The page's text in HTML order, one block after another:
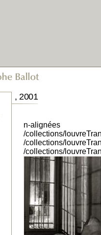
, 2001
n-alignées
/collections/
/collections/
/collections/